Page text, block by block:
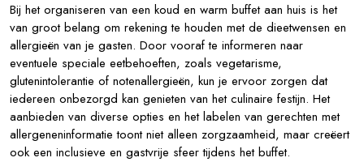
Bij het organiseren van een koud en warm buffet aan huis is het
van groot belang om rekening te houden met de dieetwensen en
allergieën van je gasten. Door vooraf te informeren naar
eventuele speciale eetbehoeften, zoals vegetarisme,
glutenintolerantie of notenallergieën, kun je ervoor zorgen dat
iedereen onbezorgd kan genieten van het culinaire festijn. Het
aanbieden van diverse opties en het labelen van gerechten met
allergeneninformatie toont niet alleen zorgzaamheid, maar creëert
ook een inclusieve en gastvrije sfeer tijdens het buffet.